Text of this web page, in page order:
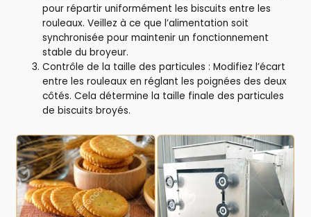
pour répartir uniformément les biscuits entre les
rouleaux. Veillez à ce que l’alimentation soit
synchronisée pour maintenir un fonctionnement
stable du broyeur.
Contrôle de la taille des particules : Modifiez l’écart
entre les rouleaux en réglant les poignées des deux
côtés. Cela détermine la taille finale des particules
de biscuits broyés.